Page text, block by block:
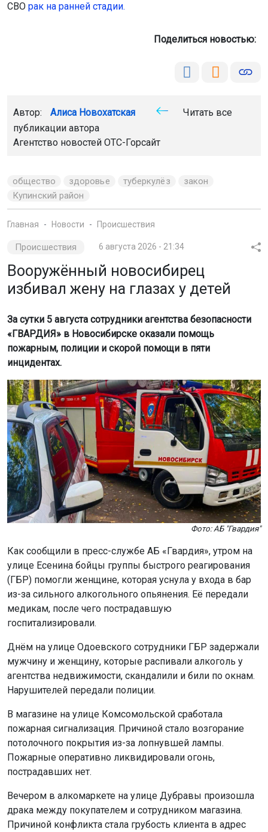
СВО рак на ранней стадии.
Поделиться новостью:
Автор: Алиса Новохатская
Читать все
публикации автора
Агентство новостей ОТС-Горсайт
общество здоровье туберкулёз
закон
Купинский район
Главная Новости Происшествия
Происшествия 6 августа 2026 - 21:34
Вооружённый новосибирец
избивал жену на глазах у детей
За сутки 5 августа сотрудники агентства безопасности
«ГВАРДИЯ» в Новосибирске оказали помощь
пожарным, полиции и скорой помощи в пяти
инцидентах.
Фото: АБ "Гвардия"
Как сообщили в пресс-службе АБ «Гвардия», утром на
улице Есенина бойцы группы быстрого реагирования
(ГБР) помогли женщине, которая уснула у входа в бар
из-за сильного алкогольного опьянения. Её передали
медикам, после чего пострадавшую
госпитализировали.
Днём на улице Одоевского сотрудники ГБР задержали
мужчину и женщину, которые распивали алкоголь у
агентства недвижимости, скандалили и били по окнам.
Нарушителей передали полиции.
В магазине на улице Комсомольской сработала
пожарная сигнализация. Причиной стало возгорание
потолочного покрытия из-за лопнувшей лампы.
Пожарные оперативно ликвидировали огонь,
пострадавших нет.
Вечером в алкомаркете на улице Дубравы произошла
драка между покупателем и сотрудником магазина.
Причиной конфликта стала грубость клиента в адрес